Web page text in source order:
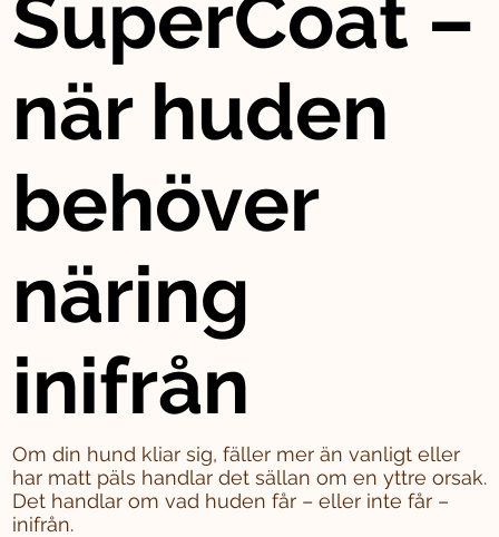
SuperCoat –
när huden
behöver
näring
inifrån
Om din hund kliar sig, fäller mer än vanligt eller
har matt päls handlar det sällan om en yttre orsak.
Det handlar om vad huden får – eller inte får –
inifrån.